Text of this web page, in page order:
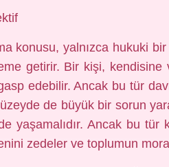
konusu, yalnızca hukuki
getirir. Bir kişi,
gasp edebilir. Ancak bu tür
de büyük bir sorun
yaşamalıdır. Ancak bu tür
zedeler ve toplumun